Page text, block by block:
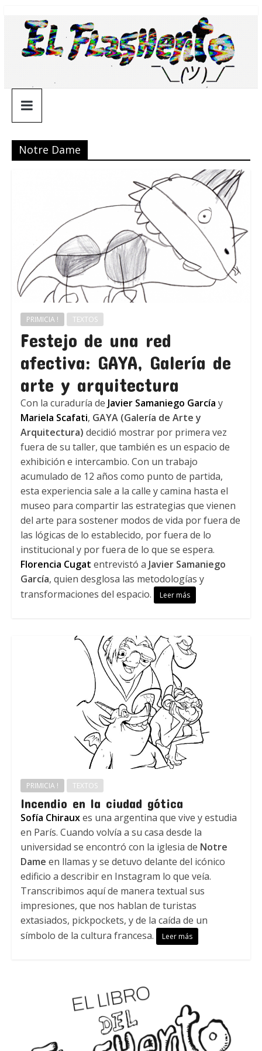
contenido
¯\_(ツ)_/
¯
Notre Dame
PRIMICIA ! TEXTOS
Festejo de una red
afectiva: GAYA, Galería de
arte y arquitectura
Con la curaduría de Javier Samaniego García y
Mariela Scafati, GAYA (Galería de Arte y
Arquitectura) decidió mostrar por primera vez
fuera de su taller, que también es un espacio de
exhibición e intercambio. Con un trabajo
acumulado de 12 años como punto de partida,
esta experiencia sale a la calle y camina hasta el
museo para compartir las estrategias que vienen
del arte para sostener modos de vida por fuera de
las lógicas de lo establecido, por fuera de lo
institucional y por fuera de lo que se espera.
Florencia Cugat entrevistó a Javier Samaniego
García, quien desglosa las metodologías y
transformaciones del espacio.
Leer más
PRIMICIA ! TEXTOS
Incendio en la ciudad gótica
Sofía Chirauxes una argentina que vive y estudia
en París. Cuando volvía a su casa desde la
universidad se encontró con la iglesia de Notre
Dame en llamas y se detuvo delante del icónico
edificio a describir en Instagram lo que veía.
Transcribimos aquí de manera textual sus
impresiones, que nos hablan de turistas
extasiados, pickpockets, y de la caída de un
símbolo de la cultura francesa.
Leer más